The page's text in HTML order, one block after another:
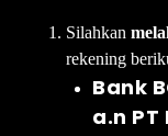
Silahkan
rekening
Bank
a.n PT